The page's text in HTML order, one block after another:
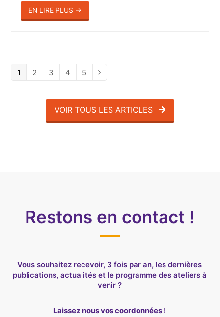
EN LIRE PLUS →
Page
1 Page
2 Page
3 Page
4 Page
5
VOIR TOUS LES ARTICLES
Restons en contact !
Vous souhaitez recevoir, 3 fois par an, les dernières
publications, actualités et le programme des ateliers à
venir ?
Laissez nous vos coordonnées !